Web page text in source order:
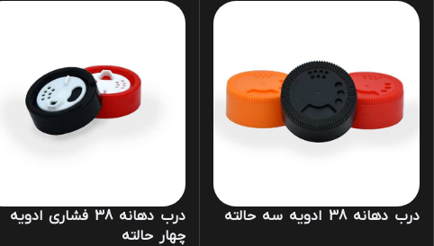
درب دهانه 38 ادویه سه حالته
درب دهانه 38 فشاری ادویه
چهار حالته